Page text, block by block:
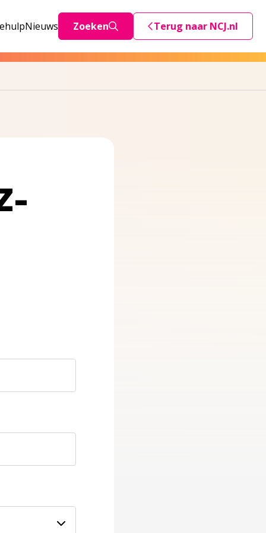
Nieuws Zoeken Terug naar NCJ.nl
Deze link stuurt je terug